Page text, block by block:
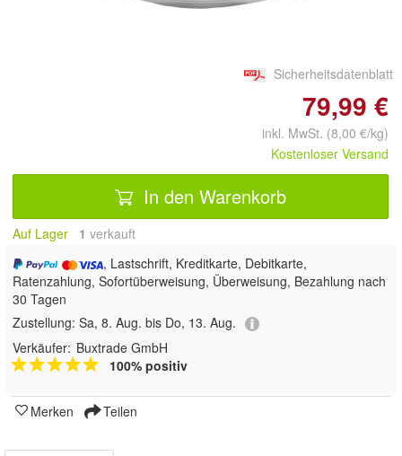
Sicherheitsdatenblatt
79,99 €
inkl. MwSt. (8,00 €/kg)
Kostenloser Versand
In den Warenkorb
Auf Lager 1 verkauft
, Lastschrift, Kreditkarte, Debitkarte,
Ratenzahlung, Sofortüberweisung, Überweisung, Bezahlung nach
30 Tagen
Zustellung: Sa, 8. Aug. bis Do, 13. Aug.
Verkäufer: Buxtrade GmbH
100% positiv
Merken Teilen